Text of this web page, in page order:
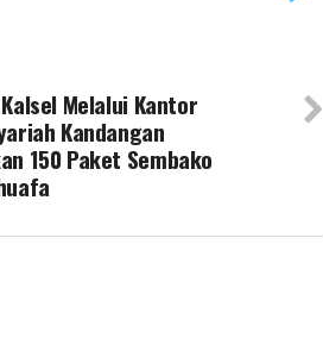
Melalui Kantor
Kandangan
150 Paket Sembako